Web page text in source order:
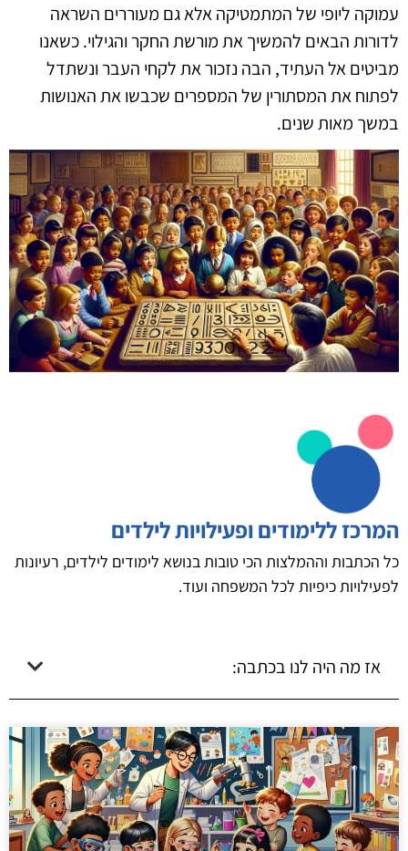
עמוקה ליופי של המתמטיקה אלא גם מעוררים השראה
לדורות הבאים להמשיך את מורשת החקר והגילוי. כשאנו
מביטים אל העתיד, הבה נזכור את לקחי העבר ונשתדל
לפתוח את המסתורין של המספרים שכבשו את האנושות
במשך מאות שנים.
המרכז ללימודים ופעילויות לילדים
כל הכתבות וההמלצות הכי טובות בנושא לימודים לילדים, רעיונות
לפעילויות כיפיות לכל המשפחה ועוד.
אז מה היה לנו בכתבה: